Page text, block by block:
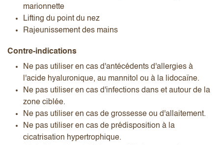
marionnette
Lifting du point du nez
Rajeunissement des mains
Contre-indications
Ne pas utiliser en cas d'antécédents d'allergies à
l'acide hyaluronique, au mannitol ou à la lidocaïne.
Ne pas utiliser en cas d'infections dans et autour de la
zone ciblée.
Ne pas utiliser en cas de grossesse ou d'allaitement.
Ne pas utiliser en cas de prédisposition à la
cicatrisation hypertrophique.